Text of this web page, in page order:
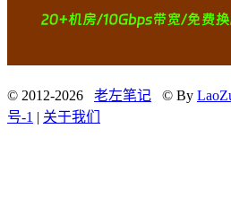
© 2012-2026 老左笔记 © By
号-1 | 关于我们